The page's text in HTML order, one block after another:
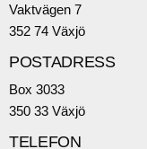
Vaktvägen 7
352 74 Växjö
POSTADRESS
Box 3033
350 33 Växjö
TELEFON